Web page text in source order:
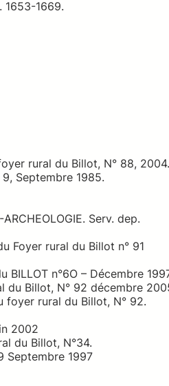
1653-1669.
rural du Billot, N° 88, 2004.
Septembre 1985.
ARCHEOLOGIE. Serv. dep.
Foyer rural du Billot n° 91
BILLOT n°6O – Décembre
du Billot, N° 92 décembre
foyer rural du Billot, N° 92.
2002
du Billot, N°34.
Septembre 1997